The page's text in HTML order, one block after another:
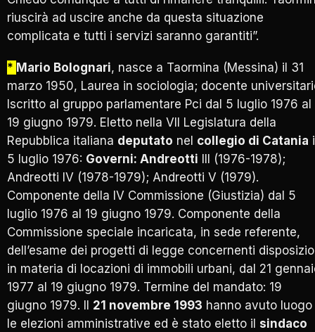
riuscirà ad uscire anche da questa situazione
complicata e tutti i servizi saranno garantiti”.
* Mario Bolognari, nasce a Taormina (Messina) il 31
marzo 1950, Laurea in sociologia; docente
Iscritto al gruppo parlamentare Pci dal 5 luglio 1976 al
19 giugno 1979. Eletto nella VII Legislatura della
Repubblica italiana deputato nel collegio di Catania
5 luglio 1976: Governi: Andreotti III (1976-1978);
Andreotti IV (1978-1979); Andreotti V (1979).
Componente della IV Commissione (Giustizia) dal 5
luglio 1976 al 19 giugno 1979. Componente della
Commissione speciale incaricata, in sede referente,
dell’esame dei progetti di legge concernenti
in materia di locazioni di immobili urbani, dal 21
1977 al 19 giugno 1979. Termine del mandato: 19
giugno 1979. Il 21 novembre 1993 hanno avuto luogo
le elezioni amministrative ed è stato eletto il sindaco